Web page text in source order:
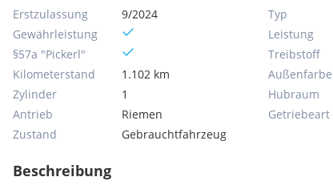
Erstzulassung
9/2024
Gewährleistung
§57a "Pickerl"
Kilometerstand
1.102 km
Zylinder
1
Antrieb
Riemen
Zustand
Gebrauchtfahrzeug
Typ
Leistung
Treibstoff
Außenfarbe
Hubraum
Getriebeart
Beschreibung